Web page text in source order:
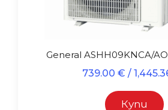
General ASHH09KNCA/
739.00 € /
Купи